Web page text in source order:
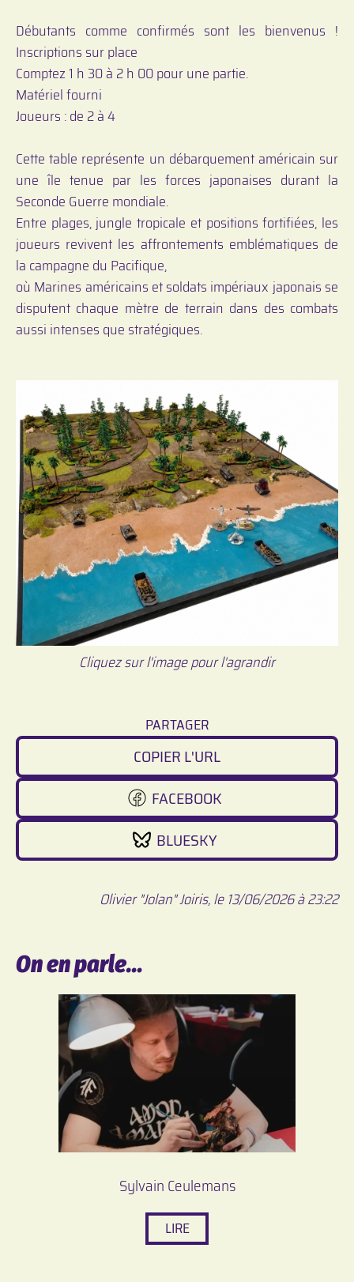
Débutants comme confirmés sont les bienvenus !
Inscriptions sur place
Comptez 1 h 30 à 2 h 00 pour une partie.
Matériel fourni
Joueurs : de 2 à 4
Cette table représente un débarquement américain sur
une île tenue par les forces japonaises durant la
Seconde Guerre mondiale.
Entre plages, jungle tropicale et positions fortifiées, les
joueurs revivent les affrontements emblématiques de
la campagne du Pacifique,
où Marines américains et soldats impériaux japonais se
disputent chaque mètre de terrain dans des combats
aussi intenses que stratégiques.
Cliquez sur l'image pour l'agrandir
PARTAGER
COPIER L'URL
FACEBOOK
BLUESKY
Olivier "Jolan" Joiris, le 13/06/2026 à 23:22
On en parle…
Sylvain Ceulemans
LIRE